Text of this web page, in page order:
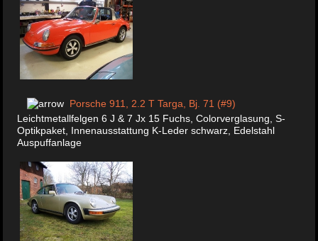
Porsche 911, 2.2 T Targa, Bj. 71 (#9)
Leichtmetallfelgen 6 J & 7 Jx 15 Fuchs, Colorverglasung, S-
Optikpaket, Innenausstattung K-Leder schwarz, Edelstahl
Auspuffanlage